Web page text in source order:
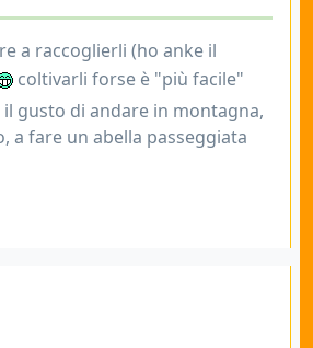
a raccoglierli (ho anke il
coltivarli forse è "più facile"
gusto di andare in montagna,
a fare un abella passeggiata